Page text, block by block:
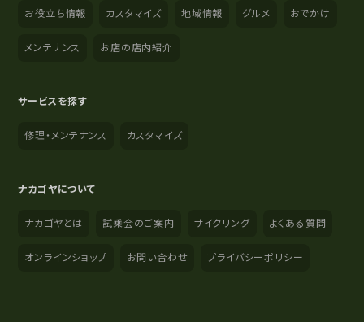
お役立ち情報 カスタマイズ 地域情報 グルメ おでかけ
メンテナンス お店の店内紹介
サービスを探す
修理・メンテナンス カスタマイズ
ナカゴヤについて
ナカゴヤとは 試乗会のご案内 サイクリング よくある質問
オンラインショップ お問い合わせ プライバシーポリシー